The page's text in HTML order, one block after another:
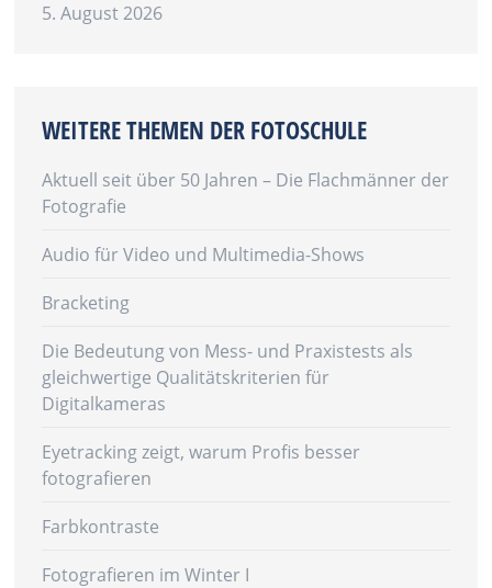
5. August 2026
WEITERE THEMEN DER FOTOSCHULE
Aktuell seit über 50 Jahren – Die Flachmänner der
Fotografie
Audio für Video und Multimedia-Shows
Bracketing
Die Bedeutung von Mess- und Praxistests als
gleichwertige Qualitätskriterien für
Digitalkameras
Eyetracking zeigt, warum Profis besser
fotografieren
Farbkontraste
Fotografieren im Winter I